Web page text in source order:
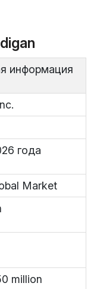
информация
года
Market
million